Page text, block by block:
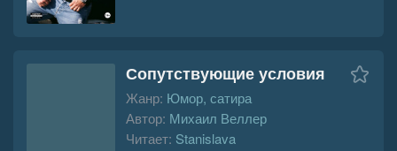
Сопутствующие условия
Жанр: Юмор, сатира
Автор: Михаил Веллер
Читает: Stanislava